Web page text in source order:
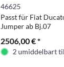
46625
Passt für Fiat
Jumper ab Bj.07
2506,00 € *
2 umiddelbart